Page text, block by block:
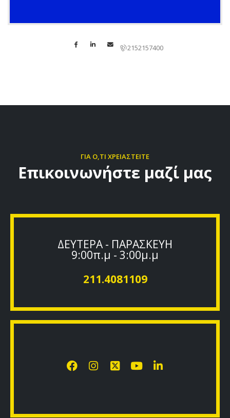
2152157400
ΓΙΑ Ο,ΤΙ ΧΡΕΙΑΣΤΕΙΤΕ
Επικοινωνήστε μαζί μας
ΔΕΥΤΕΡΑ - ΠΑΡΑΣΚΕΥΗ
9:00π.μ - 3:00μ.μ
211.4081109